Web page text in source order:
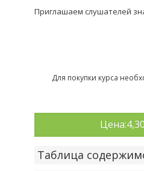
Приглашаем слушателей
Для покупки курса
Цена:
Таблица